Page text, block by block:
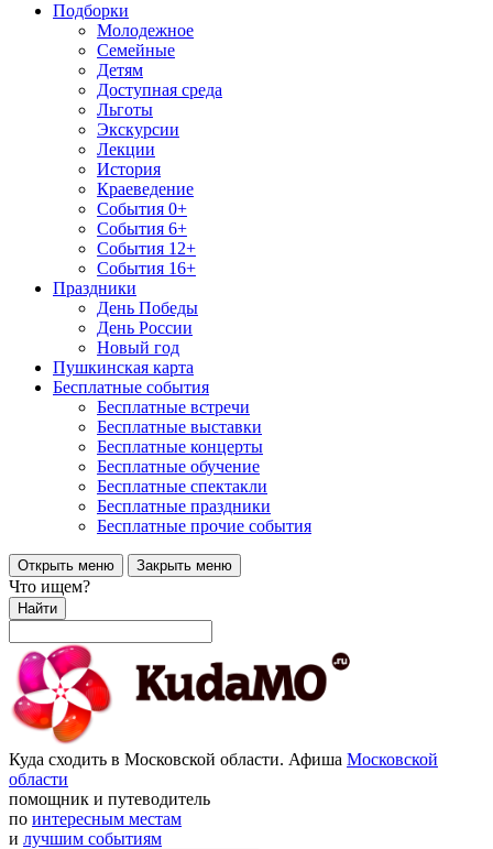
Подборки
Молодежное
Семейные
Детям
Доступная среда
Льготы
Экскурсии
Лекции
История
Краеведение
События 0+
События 6+
События 12+
События 16+
Праздники
День Победы
День России
Новый год
Пушкинская карта
Бесплатные события
Бесплатные встречи
Бесплатные выставки
Бесплатные концерты
Бесплатные обучение
Бесплатные спектакли
Бесплатные праздники
Бесплатные прочие события
Открыть меню Закрыть меню
Что ищем?
Найти
Куда сходить в Московской области. Афиша Московской
области
помощник и путеводитель
по интересным местам
и лучшим событиям